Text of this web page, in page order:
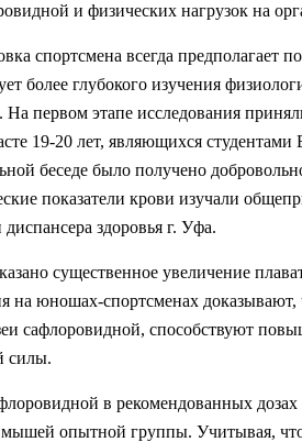
и физических нагрузок на
спортсмена всегда предполагает
более глубокого изучения
первом этапе исследования
19-20 лет, являющихся студентами
беседе было получено
показатели крови изучали
здоровья г. Уфа.
существенное увеличение
юношах-спортсменах доказывают,
сафлоровидной, способствуют
силы.
в рекомендованных
опытной группы. Учитывая,